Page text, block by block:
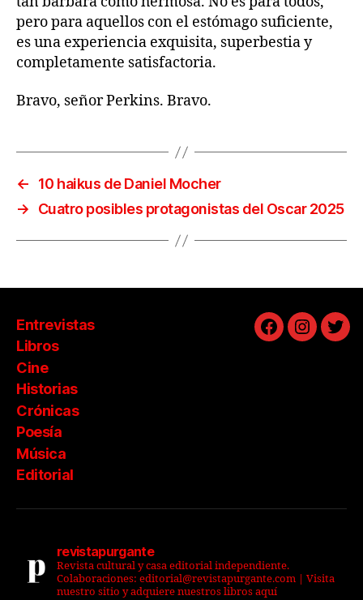
pero para aquellos con el estómago suficiente,
es una experiencia exquisita, superbestia y
completamente satisfactoria.
Bravo, señor Perkins. Bravo.
←
10 haikus de Daniel Mocher
→
Cuatro posibles protagonistas del Oscar 2025
Entrevistas
Libros
Cine
Historias
Crónicas
Poesía
Música
Editorial
Facebook
revistapurgante
Revista cultural y casa editorial independiente.
Colaboraciones: editorial@revistapurgante.com | Visita
nuestro sitio y adquiere nuestros libros aquí